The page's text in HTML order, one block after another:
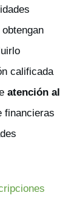
calificada
atención al
financieras